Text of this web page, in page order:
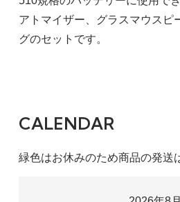
アトマイザー、グラスマウスピ
グのセットです。
CALENDAR
緑色はお休みのため商品の発送